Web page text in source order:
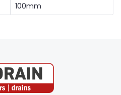
100mm